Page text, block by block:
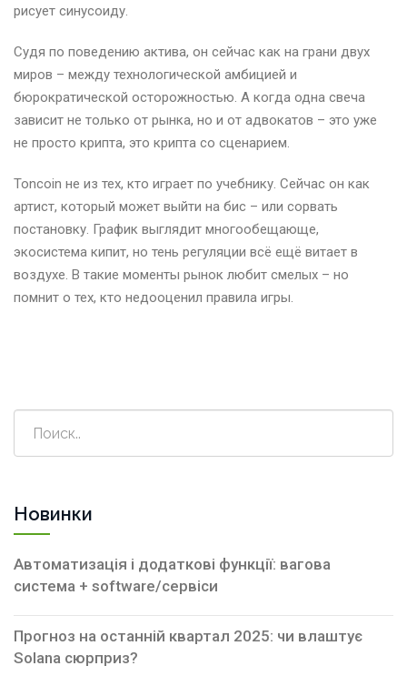
рисует синусоиду.
Судя по поведению актива, он сейчас как на грани двух
миров – между технологической амбицией и
бюрократической осторожностью. А когда одна свеча
зависит не только от рынка, но и от адвокатов – это уже
не просто крипта, это крипта со сценарием.
Toncoin не из тех, кто играет по учебнику. Сейчас он как
артист, который может выйти на бис – или сорвать
постановку. График выглядит многообещающе,
экосистема кипит, но тень регуляции всё ещё витает в
воздухе. В такие моменты рынок любит смелых – но
помнит о тех, кто недооценил правила игры.
Новинки
Автоматизація і додаткові функції: вагова
система + software/сервіси
Прогноз на останній квартал 2025: чи влаштує
Solana сюрприз?